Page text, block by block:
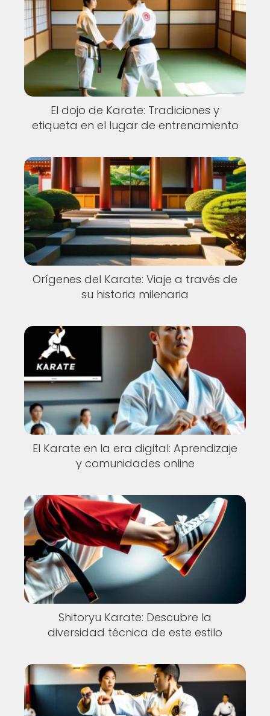
El dojo de Karate: Tradiciones y
etiqueta en el lugar de entrenamiento
Orígenes del Karate: Viaje a través de
su historia milenaria
El Karate en la era digital: Aprendizaje
y comunidades online
Shitoryu Karate: Descubre la
diversidad técnica de este estilo